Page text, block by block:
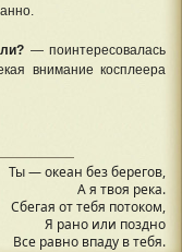
— поинтересовалась
внимание косплеера
Ты — океан без берегов,
А я твоя река.
Сбегая от тебя потоком,
Я рано или поздно
Все равно впаду в тебя.